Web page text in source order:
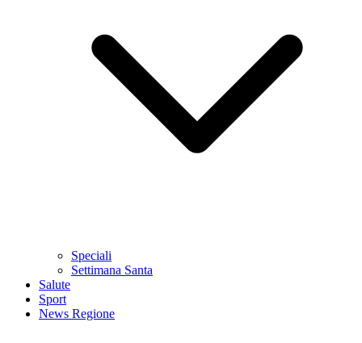
Speciali
Settimana Santa
Salute
Sport
News Regione